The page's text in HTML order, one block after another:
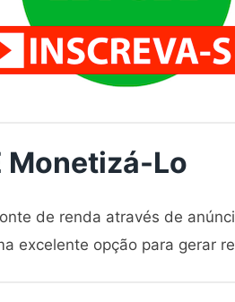
Monetizá-Lo
de renda através de
excelente opção para gerar